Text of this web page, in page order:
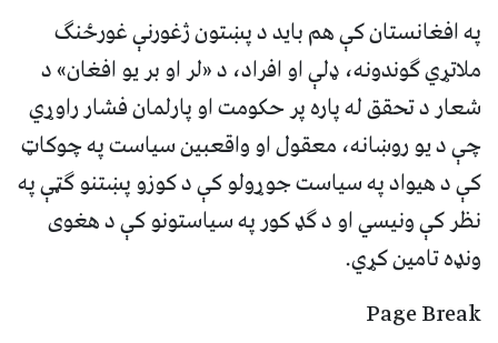
په افغانستان کې هم باید د پښتون ژغورنې غورځنګ
ملاتړي ګوندونه، ډلې او افراد، د «لر او بر یو افغان» د
شعار د تحقق له پاره پر حکومت او پارلمان فشار راوړي
چې د یو روښانه، معقول او واقعبین سیاست په چوکاټ
کې د هیواد په سیاست جوړولو کې د کوزو پښتنو ګټې په
نظر کې ونیسي او د ګډ کور په سیاستونو کې د هغوی
ونډه تامین کړي.
Page Break